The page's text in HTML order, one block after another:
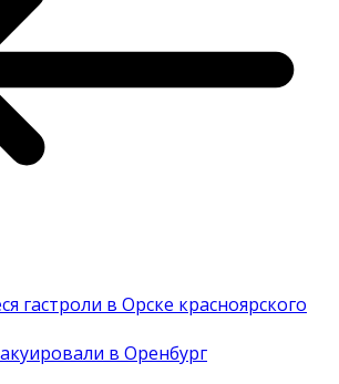
гастроли в Орске красноярского
в Оренбург